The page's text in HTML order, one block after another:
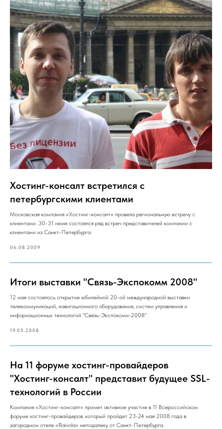
Хостинг-консалт встретился с
петербургскими клиентами
Московская компания «Хостинг-консалт» провела региональную встречу с
клиентами. 30-31 июня состоялся ряд встреч представителей компании с
клиентами из Санкт-Петербурга.
06.08.2009
Итоги выставки "Связь-Экспокомм 2008"
12 мая состоялось открытие юбилейной 20-ой международной выставки
телекоммуникаций, навигационного оборудования, систем управления и
информационных технологий "Связь-Экспокомм-2008".
19.05.2008
На 11 форуме хостинг-провайдеров
"Хостинг-консалт" представит будущее SSL-
технологий в России
Компания «Хостинг-консалт» примет активное участие в 11 Всероссийском
форуме хостинг-провайдеров, который пройдет 23-24 мая 2008 года в
загородном отеле «Raivola» неподалеку от Санкт-Петербурга.